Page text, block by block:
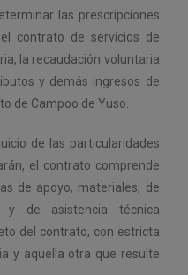
las prescripciones
contrato de servicios de
la recaudación voluntaria
y demás ingresos de
de Campoo de Yuso.
de las particularidades
el contrato comprende
de apoyo, materiales, de
y de asistencia técnica
del contrato, con estricta
y aquella otra que resulte